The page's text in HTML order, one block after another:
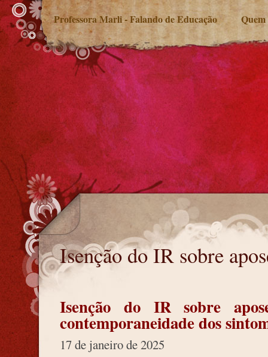
Professora Marli - Falando de Educação Quem
Isenção do IR sobre
Isenção do IR sobre aposentadoria
Isenção do IR sobre
contemporaneidade dos
17 de janeiro de 2025